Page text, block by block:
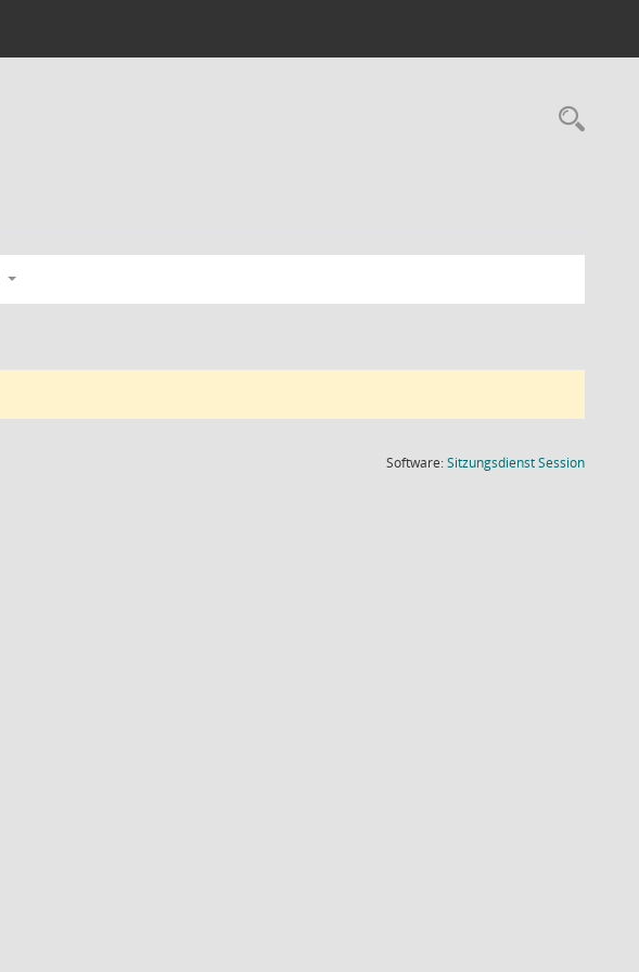
Software:SitzungsdienstSession(Wird in